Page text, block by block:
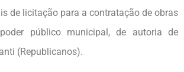
de licitação para a contratação de obras
público municipal, de autoria de
(Republicanos).